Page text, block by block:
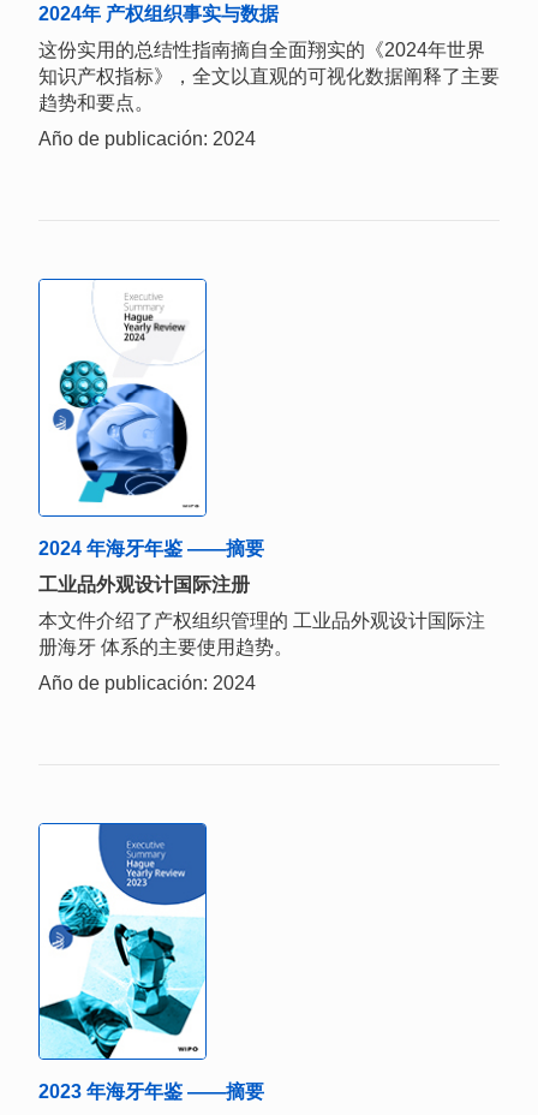
2024年 产权组织事实与数据
这份实用的总结性指南摘自全面翔实的《2024年世界
知识产权指标》，全文以直观的可视化数据阐释了主要
趋势和要点。
Año de publicación: 2024
2024 年海牙年鉴 ——摘要
工业品外观设计国际注册
本文件介绍了产权组织管理的 工业品外观设计国际注
册海牙 体系的主要使用趋势。
Año de publicación: 2024
2023 年海牙年鉴 ——摘要